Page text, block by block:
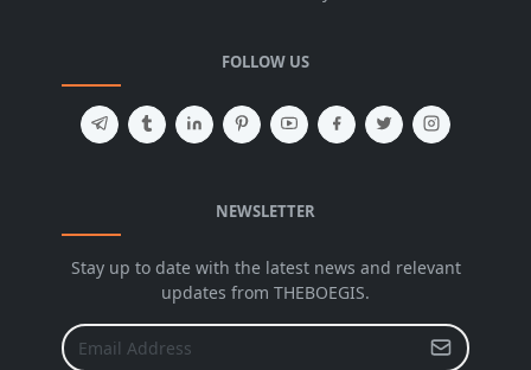
FOLLOW US
NEWSLETTER
Stay up to date with the latest news and relevant
updates from THEBOEGIS.